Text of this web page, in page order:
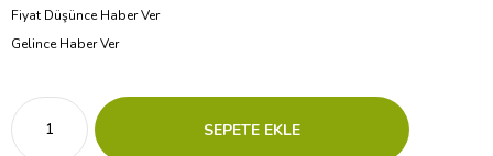
Fiyat Düşünce Haber Ver
Gelince Haber Ver